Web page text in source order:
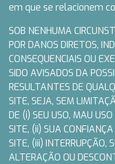
em que se relacionem
SOB NENHUMA
POR DANOS DIRETOS,
CONSEQUENCIAIS OU
SIDO AVISADOS DA
RESULTANTES DE
SITE, SEJA, SEM
DE (i) SEU USO, MAU
SITE, (ii) SUA
SITE, (iii) INTERRUPÇÃO,
ALTERAÇÃO OU